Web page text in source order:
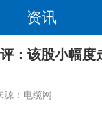
资讯
：该股小幅度
源： 电缆网